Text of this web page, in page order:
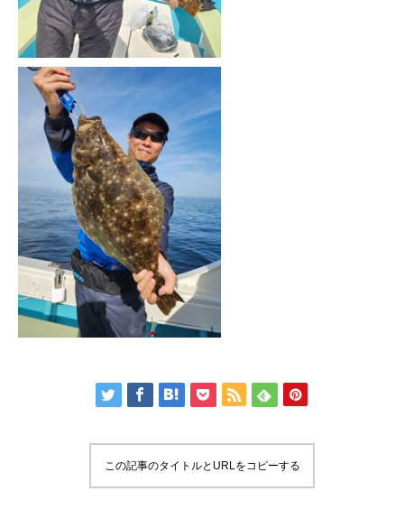
この記事のタイトルとURLをコピーする